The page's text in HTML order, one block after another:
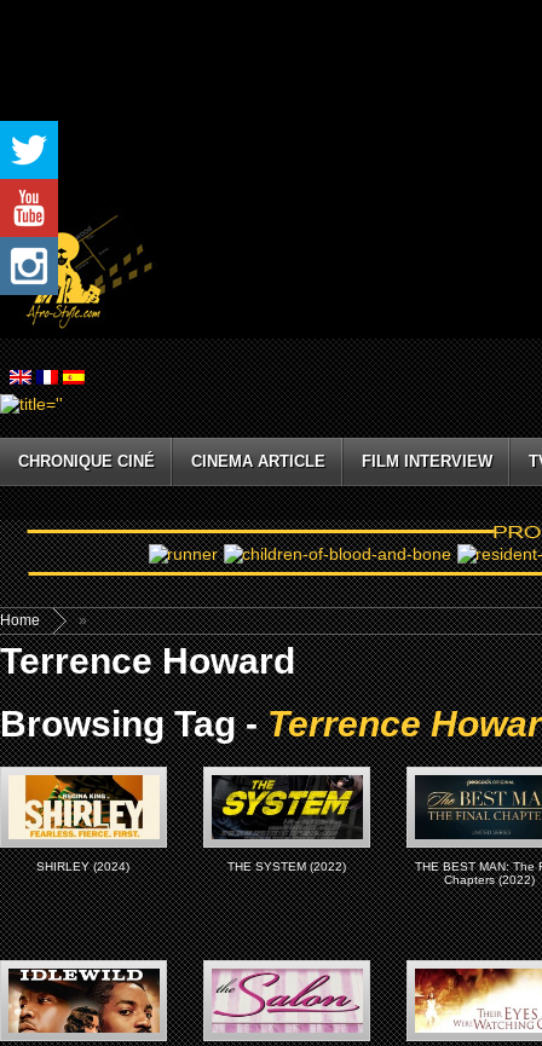
CHRONIQUE CINÉ CINEMA ARTICLE FILM INTERVIEW
Home »
Terrence Howard
Browsing Tag -Terrence
SHIRLEY (2024) THE SYSTEM (2022)
THE BEST MAN: The
Chapters (2022)